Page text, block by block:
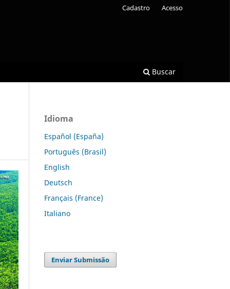
Buscar
Cadastro Acesso
Idioma
Español (España)
Português (Brasil)
English
Deutsch
Français (France)
Italiano
Enviar Submissão